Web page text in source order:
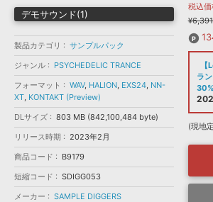
ソフトウェア／ツール »
DAW »
効果音 »
BGM »
ニュースレター »
SONICWIREブログ »
DTMガイド »
FAQ »
お問い合わせ »
次
ソフト音源 プラグイン・エフェクト
ソフトウェア／ツール DAW 効
フォーマット
ランキング
デモサウンド(1)
製品カテゴリ
サンプルパック
ジャンル
PSYCHEDELIC TRANCE
フォーマット
WAV, HALION, EXS24, NN-
XT, KONTAKT (Preview)
DLサイズ
803 MB (842,100,484 byte)
リリース時期
2023年2月
商品コード
B9179
短縮コード
SDIGG053
メーカー
SAMPLE DIGGERS
税込価
¥6,391
ラ
(現地